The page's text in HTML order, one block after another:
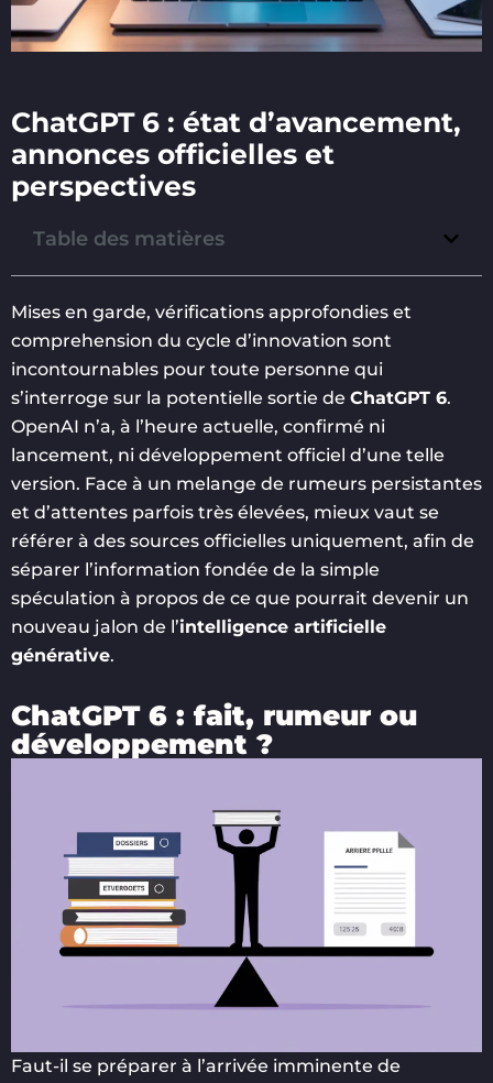
ChatGPT 6 : état d’avancement,
annonces officielles et
perspectives
Table des matières
Mises en garde, vérifications approfondies et
comprehension du cycle d’innovation sont
incontournables pour toute personne qui
s’interroge sur la potentielle sortie de ChatGPT 6.
OpenAI n’a, à l’heure actuelle, confirmé ni
lancement, ni développement officiel d’une telle
version. Face à un melange de rumeurs persistantes
et d’attentes parfois très élevées, mieux vaut se
référer à des sources officielles uniquement, afin de
séparer l’information fondée de la simple
spéculation à propos de ce que pourrait devenir un
nouveau jalon de l’intelligence artificielle
générative.
ChatGPT 6 : fait, rumeur ou
développement ?
Faut-il se préparer à l’arrivée imminente de